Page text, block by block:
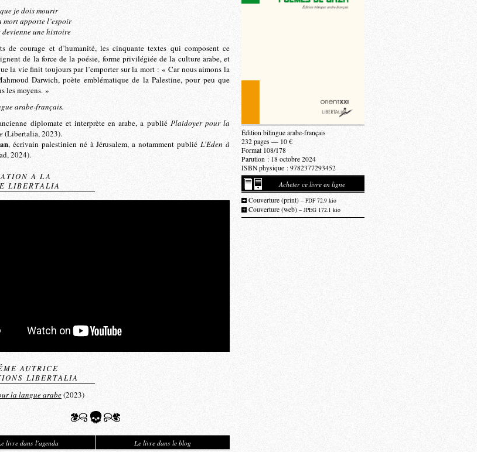
je dois mourir
mort apporte l’espoir
devienne une histoire
de courage et d’humanité, les cinquante textes qui composent ce
de la force de la poésie, forme privilégiée de la culture arabe, et
la vie finit toujours par l’emporter sur la mort : « Car nous aimons la
Darwich, poète emblématique de la Palestine, pour peu que
les moyens. »
arabe-français.
diplomate et interprète en arabe, a publié Plaidoyer pour la
(Libertalia, 2023).
, écrivain palestinien né à Jérusalem, a notamment publiéL’Eden à
2024).
À LA
LIBERTALIA
AUTRICE
LIBERTALIA
la langue arabe(2023)
livre dans l'agenda Le livre dans le blog
Édition bilingue arabe-français
232 pages — 10 €
Format 108/178
Parution : 18 octobre 2024
ISBN physique : 9782377293452
Acheter ce livre en ligne
Couverture (print) – PDF 72.9 kio
Couverture (web) – JPEG 172.1 kio